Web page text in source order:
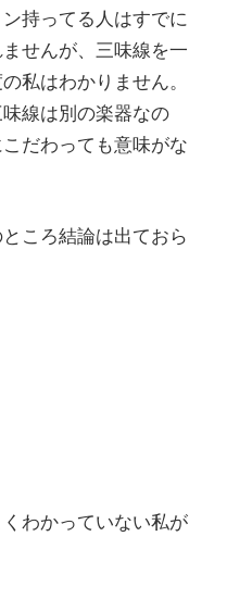
持ってる人はすでに
せんが、三味線を一
私はわかりません。
線は別の楽器なの
だわっても意味がな
ころ結論は出ておら
わかっていない私が